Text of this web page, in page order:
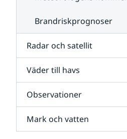
Brandriskprognoser
Radar och satellit
Väder till havs
Observationer
Mark och vatten